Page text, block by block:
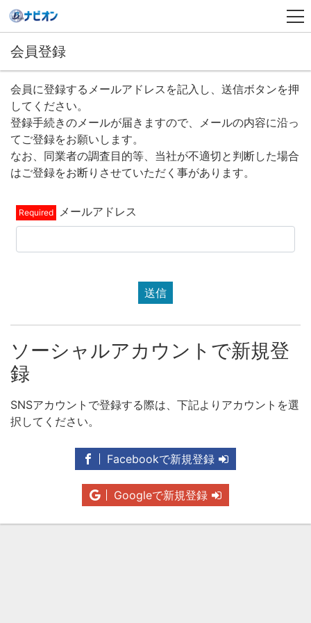
会員登録
会員に登録するメールアドレスを記入し、送信ボタンを押
してください。
登録手続きのメールが届きますので、メールの内容に沿っ
てご登録をお願いします。
なお、同業者の調査目的等、当社が不適切と判断した場合
はご登録をお断りさせていただく事があります。
メールアドレス
送信
ソーシャルアカウントで新規登
録
SNSアカウントで登録する際は、下記よりアカウントを選
択してください。
Facebookで新規登録
Googleで新規登録